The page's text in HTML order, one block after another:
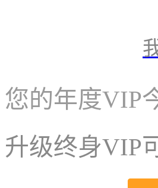
您的年度VIP
升级终身VIP